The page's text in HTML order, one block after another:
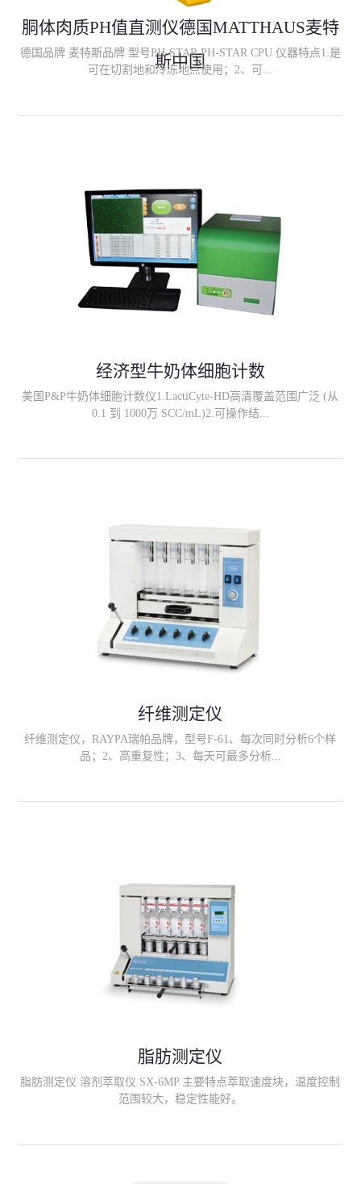
胴体肉质PH值直测仪德国MATTHAUS麦特
斯中国
德国品牌 麦特斯品牌 型号PH-STAR PH-STAR CPU 仪器特点1.是
可在切割地和冷冻地点使用；2、可...
经济型牛奶体细胞计数
美国P&P牛奶体细胞计数仪1.LactiCyte-HD高清覆盖范围广泛 (从
0.1 到 1000万 SCC/mL)2.可操作结...
纤维测定仪
纤维测定仪，RAYPA瑞帕品牌，型号F-61、每次同时分析6个样
品；2、高重复性；3、每天可最多分析...
脂肪测定仪
脂肪测定仪 溶剂萃取仪 SX-6MP 主要特点萃取速度块，温度控制
范围较大，稳定性能好。